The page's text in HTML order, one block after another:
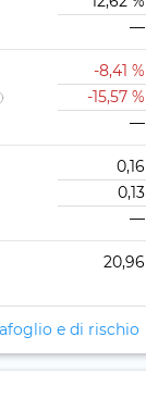
—
-8,41 %
-15,57 %
—
0,16
0,13
—
20,96
e di rischio